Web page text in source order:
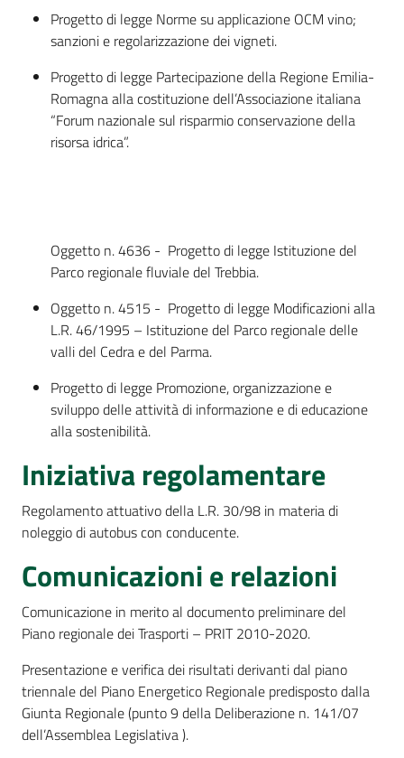
Progetto di legge Norme su applicazione OCM vino;
sanzioni e regolarizzazione dei vigneti.
Progetto di legge Partecipazione della Regione Emilia-
Romagna alla costituzione dell’Associazione italiana
“Forum nazionale sul risparmio conservazione della
risorsa idrica”.
Oggetto n. 4636 - Progetto di legge Istituzione del
Parco regionale fluviale del Trebbia.
Oggetto n. 4515 - Progetto di legge Modificazioni alla
L.R. 46/1995 – Istituzione del Parco regionale delle
valli del Cedra e del Parma.
Progetto di legge Promozione, organizzazione e
sviluppo delle attività di informazione e di educazione
alla sostenibilità.
Iniziativa regolamentare
Regolamento attuativo della L.R. 30/98 in materia di
noleggio di autobus con conducente.
Comunicazioni e relazioni
Comunicazione in merito al documento preliminare del
Piano regionale dei Trasporti – PRIT 2010-2020.
Presentazione e verifica dei risultati derivanti dal piano
triennale del Piano Energetico Regionale predisposto dalla
Giunta Regionale (punto 9 della Deliberazione n. 141/07
dell’Assemblea Legislativa ).